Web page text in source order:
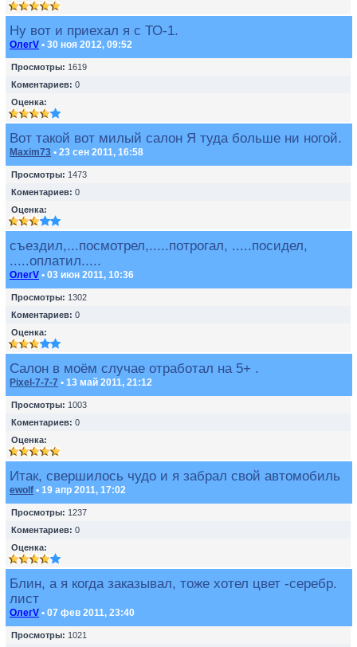
Ну вот и приехал я с ТО-1.
ОлегV • 30 ноя 2012, 09:52
Просмотры: 1619
Коментариев: 0
Оценка:
Вот такой вот милый салон Я туда больше ни ногой.
Maxim73 • 23 сен 2011, 16:58
Просмотры: 1473
Коментариев: 0
Оценка:
съездил,...посмотрел,.....потрогал, .....посидел,
.....оплатил.....
ОлегV • 03 июн 2011, 10:36
Просмотры: 1302
Коментариев: 0
Оценка:
Салон в моём случае отработал на 5+ .
Pixel-7-7-7 • 13 май 2011, 21:12
Просмотры: 1003
Коментариев: 0
Оценка:
Итак, свершилось чудо и я забрал свой автомобиль
ewolf • 19 апр 2011, 17:02
Просмотры: 1237
Коментариев: 0
Оценка:
Блин, а я когда заказывал, тоже хотел цвет -серебр.
лист
ОлегV • 07 фев 2011, 23:40
Просмотры: 1021